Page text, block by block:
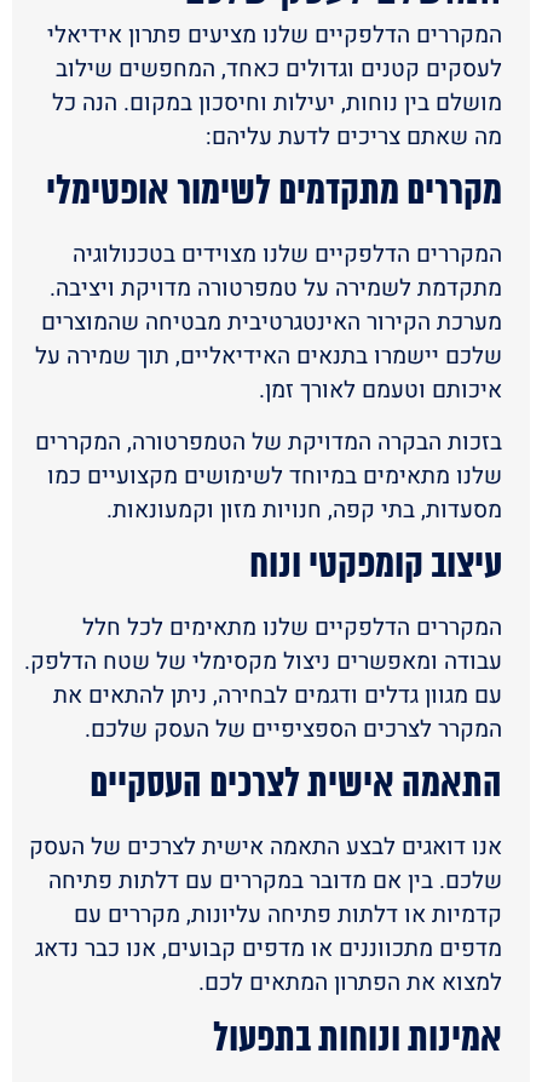
המקררים הדלפקיים שלנו מציעים פתרון אידיאלי
לעסקים קטנים וגדולים כאחד, המחפשים שילוב
מושלם בין נוחות, יעילות וחיסכון במקום. הנה כל
מה שאתם צריכים לדעת עליהם:
מקררים מתקדמים לשימור אופטימלי
המקררים הדלפקיים שלנו מצוידים בטכנולוגיה
מתקדמת לשמירה על טמפרטורה מדויקת ויציבה.
מערכת הקירור האינטגרטיבית מבטיחה שהמוצרים
שלכם יישמרו בתנאים האידיאליים, תוך שמירה על
איכותם וטעמם לאורך זמן.
בזכות הבקרה המדויקת של הטמפרטורה, המקררים
שלנו מתאימים במיוחד לשימושים מקצועיים כמו
מסעדות, בתי קפה, חנויות מזון וקמעונאות.
עיצוב קומפקטי ונוח
המקררים הדלפקיים שלנו מתאימים לכל חלל
עבודה ומאפשרים ניצול מקסימלי של שטח הדלפק.
עם מגוון גדלים ודגמים לבחירה, ניתן להתאים את
המקרר לצרכים הספציפיים של העסק שלכם.
התאמה אישית לצרכים העסקיים
אנו דואגים לבצע התאמה אישית לצרכים של העסק
שלכם. בין אם מדובר במקררים עם דלתות פתיחה
קדמיות או דלתות פתיחה עליונות, מקררים עם
מדפים מתכווננים או מדפים קבועים, אנו כבר נדאג
למצוא את הפתרון המתאים לכם.
אמינות ונוחות בתפעול